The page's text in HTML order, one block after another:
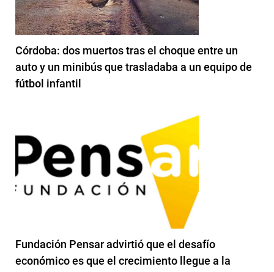
Córdoba: dos muertos tras el choque entre un
auto y un minibús que trasladaba a un equipo de
fútbol infantil
Fundación Pensar advirtió que el desafío
económico es que el crecimiento llegue a la